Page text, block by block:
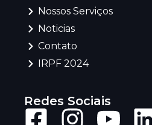
Nossos Serviços
Noticias
Contato
IRPF 2024
Redes Sociais